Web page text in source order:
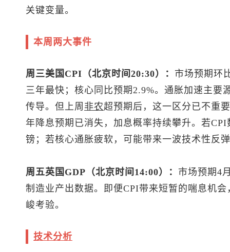
关键变量。
本周两大事件
周三美国CPI（北京时间20:30）： 市场预期环
三年最快；核心同比预期2.9%。通胀加速主要
传导。但上周 非农超预期后，这一区分已不重
年降息预期已消失，加息概率持续攀升。若
镑；若核心通胀疲软，可能带来一波技术性反
周五英国GDP（北京时间14:00）： 市场预期4
制造业产出数据。即便CPI带来短暂的喘息机
峻考验。
技术分析